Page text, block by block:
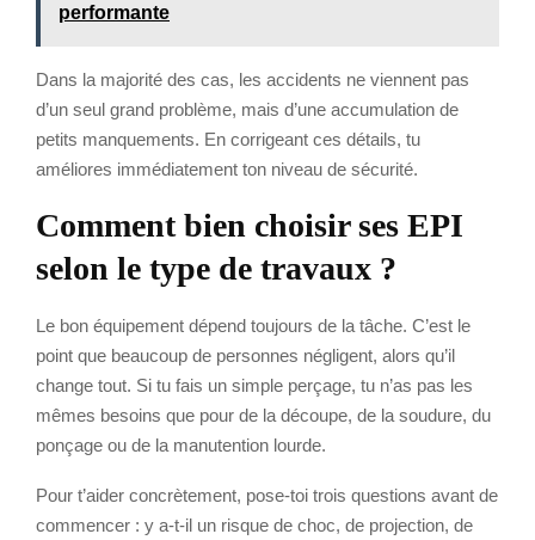
performante
Dans la majorité des cas, les accidents ne viennent pas
d’un seul grand problème, mais d’une accumulation de
petits manquements. En corrigeant ces détails, tu
améliores immédiatement ton niveau de sécurité.
Comment bien choisir ses EPI
selon le type de travaux ?
Le bon équipement dépend toujours de la tâche. C’est le
point que beaucoup de personnes négligent, alors qu’il
change tout. Si tu fais un simple perçage, tu n’as pas les
mêmes besoins que pour de la découpe, de la soudure, du
ponçage ou de la manutention lourde.
Pour t’aider concrètement, pose-toi trois questions avant de
commencer : y a-t-il un risque de choc, de projection, de